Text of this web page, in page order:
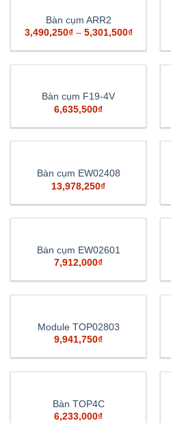
Bàn cụm ARR2
3,490,250₫– 5,301,500₫
Bàn cụm F19-4V
6,635,500₫
Bàn cụm EW02408
13,978,250₫
Bàn cụm EW02601
7,912,000₫
Module TOP02803
9,941,750₫
Bàn TOP4C
6,233,000₫